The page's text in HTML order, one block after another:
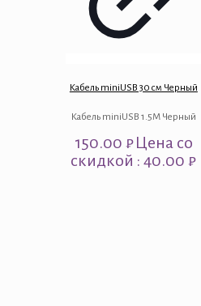
Кабель miniUSB 30 см Черный
Кабель miniUSB 1.5M Черный
150.00 ₽Цена со
скидкой : 40.00 ₽